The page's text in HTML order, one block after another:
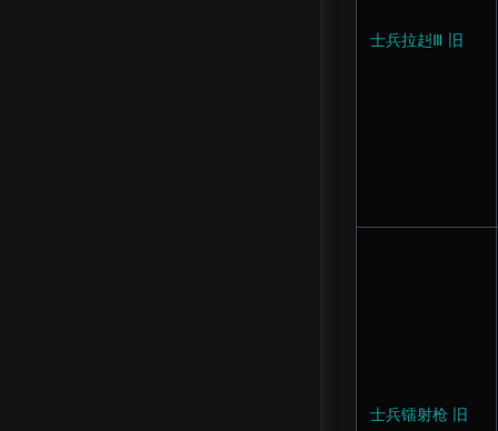
士兵拉赳Ⅲ 旧
士兵镭射枪 旧